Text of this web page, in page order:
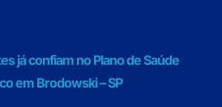
já confiam no Plano de Saúde
em Brodowski – SP